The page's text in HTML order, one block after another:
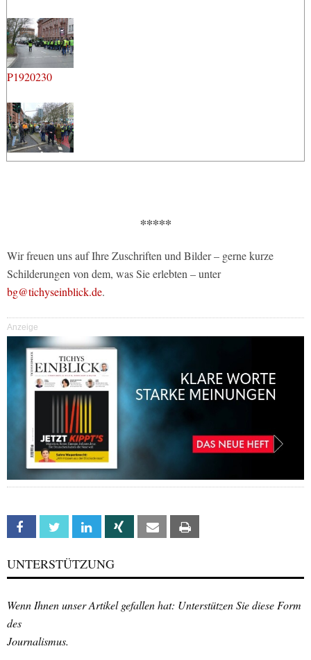
P1920230
∗∗∗∗∗
Wir freuen uns auf Ihre Zuschriften und Bilder – gerne kurze
Schilderungen von dem, was Sie erlebten – unter
bg@tichyseinblick.de.
Anzeige
Facebook Twitter Linkedin Xing Email
UNTERSTÜTZUNG
Wenn Ihnen unser Artikel gefallen hat: Unterstützen Sie diese Form
des
Journalismus.